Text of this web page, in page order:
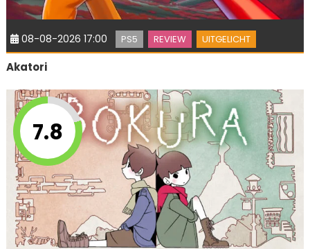
08-08-2026 17:00 PS5 REVIEW UITGELICHT
Akatori
7.8